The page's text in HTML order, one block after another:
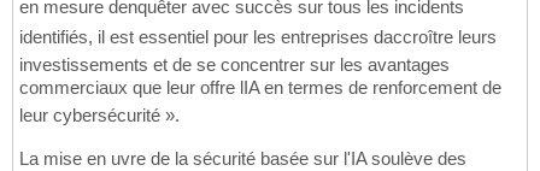
en mesure denquêter avec succès sur tous les incidents
identifiés, il est essentiel pour les entreprises daccroître leurs
investissements et de se concentrer sur les avantages
commerciaux que leur offre lIA en termes de renforcement de
leur cybersécurité ».
La mise en uvre de la sécurité basée sur l'IA soulève des